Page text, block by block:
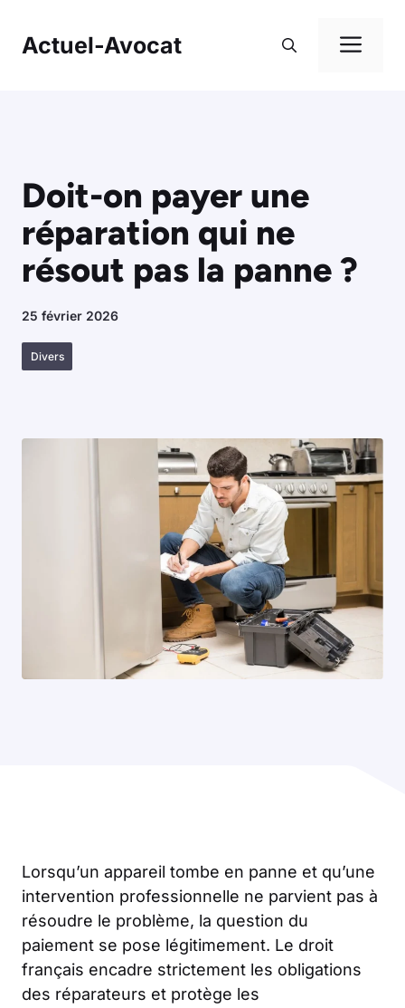
contenu
Actuel-Avocat
Doit-on payer une
réparation qui ne
résout pas la panne ?
25 février 2026
Divers
Lorsqu’un appareil tombe en panne et qu’une
intervention professionnelle ne parvient pas à
résoudre le problème, la question du
paiement se pose légitimement. Le droit
français encadre strictement les obligations
des réparateurs et protège les